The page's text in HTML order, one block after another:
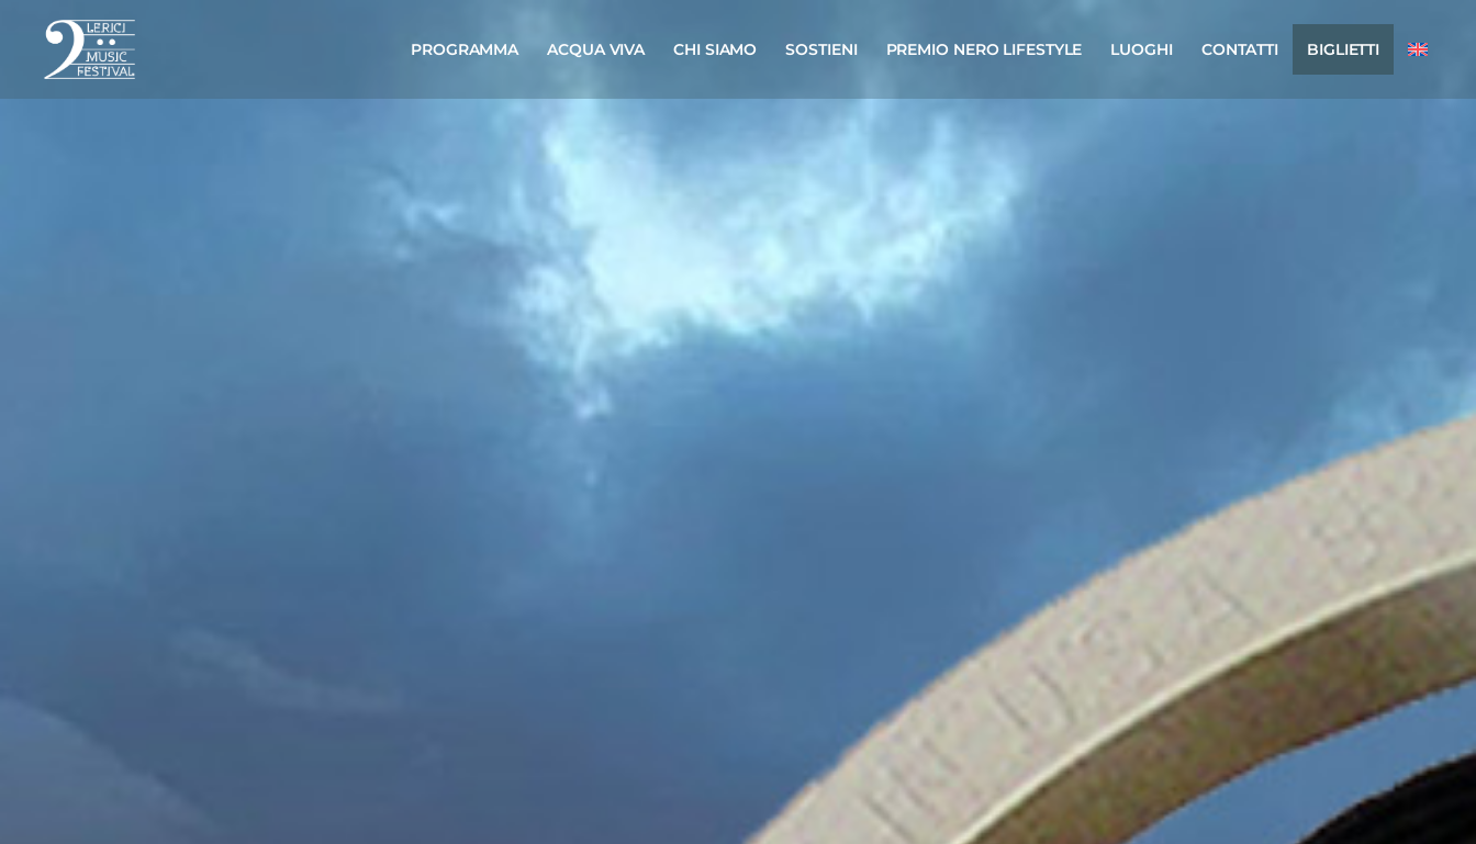
PROGRAMMA ACQUA VIVA CHI SIAMO SOSTIENI PREMIO NERO LIFESTYLE LUOGHI CONTATTI BIGLIETTI